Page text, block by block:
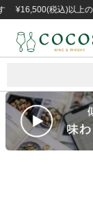
税込)以上のお買